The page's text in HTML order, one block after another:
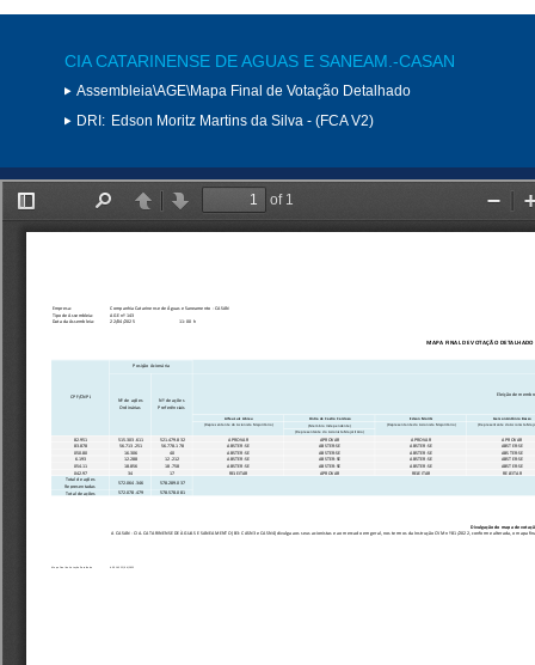
CIA CATARINENSE DE AGUAS E SANEAM.-CASAN
Assembleia\AGE\Mapa Final de Votação Detalhado
DRI: Edson Moritz Martins da Silva - (FCA V2)